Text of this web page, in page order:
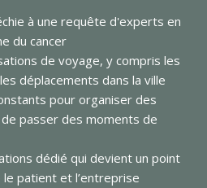
à une requête d'experts en
du cancer
de voyage, y compris les
déplacements dans la ville
pour organiser des
passer des moments de
dédié qui devient un point
patient et l’entreprise